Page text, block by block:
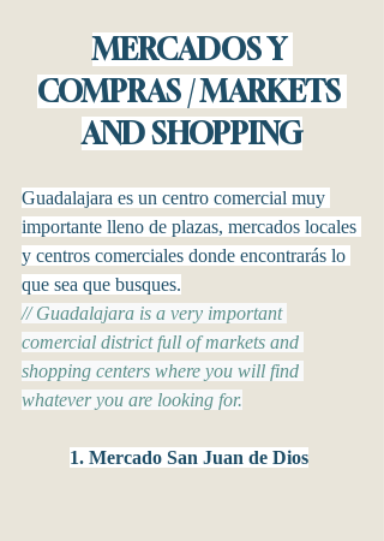
MERCADOS Y
COMPRAS / MARKETS
AND SHOPPING
Guadalajara es un centro comercial muy
importante lleno de plazas, mercados locales
y centros comerciales donde encontrarás lo
que sea que busques.
// Guadalajara is a very important
comercial district full of markets and
shopping centers where you will find
whatever you are looking for.
1. Mercado San Juan de Dios